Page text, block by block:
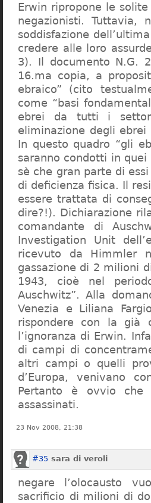
Erwin ripropone le
negazionisti. Tuttavia,
soddisfazione
credere alle loro
3). Il documento N.G.
16.ma copia, a
ebraico” (cito
come “basi
ebrei da tutti i
eliminazione degli
In questo quadro “gli
saranno condotti in
sè che gran parte di
di deficienza fisica. Il
essere trattata di
dire?!). Dichiarazione
comandante di
Investigation Unit
ricevuto da Himmler
gassazione di 2 milioni
1943, cioè nel
Auschwitz”. Alla
Venezia e Liliana
rispondere con la già
l’ignoranza di Erwin.
di campi di
altri campi o quelli
d’Europa, venivano
Pertanto è ovvio
assassinati.
23 Nov 2008, 21:38
#35 sara di veroli
negare l’olocausto
sacrificio di milioni di